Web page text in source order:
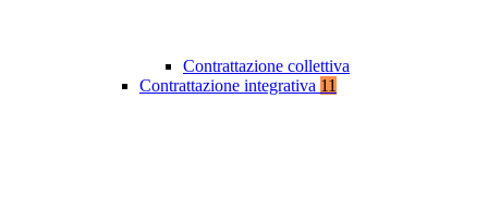
Contrattazione collettiva
Contrattazione integrativa 11